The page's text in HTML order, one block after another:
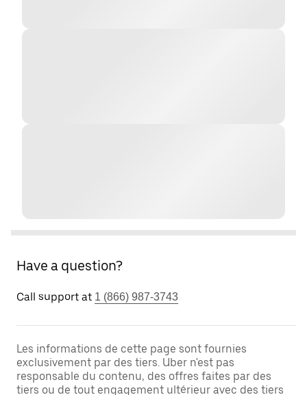
Have a question?
Call support at 1 (866) 987-3743
Les informations de cette page sont fournies
exclusivement par des tiers. Uber n'est pas
responsable du contenu, des offres faites par des
tiers ou de tout engagement ultérieur avec des tiers